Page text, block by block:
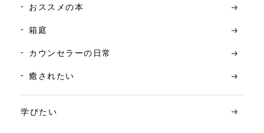
おススメの本
箱庭
カウンセラーの日常
癒されたい
学びたい